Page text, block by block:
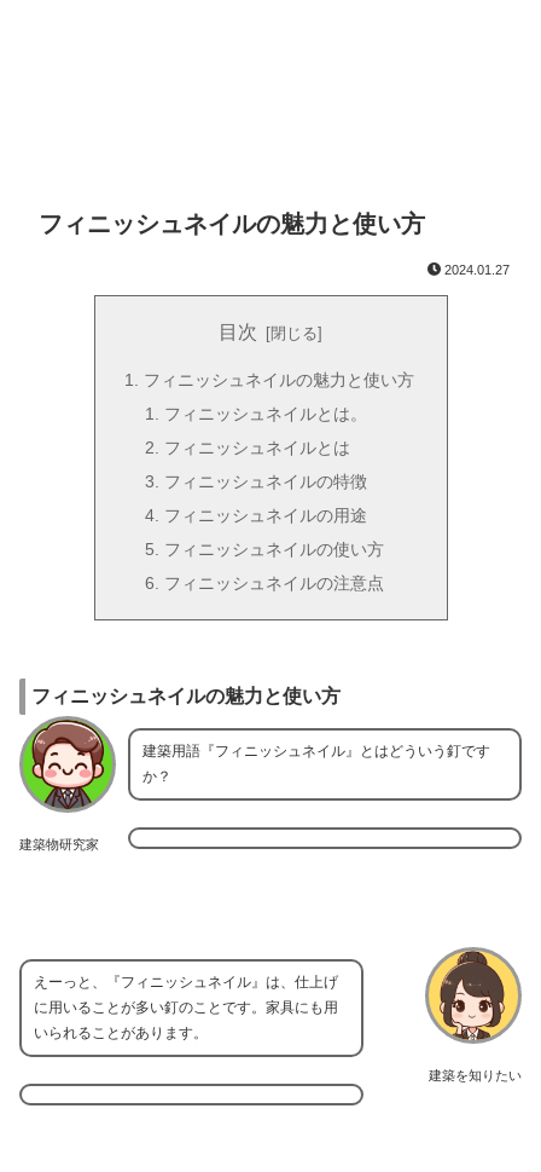
フィニッシュネイルの魅力と使い方
2024.01.27
目次
フィニッシュネイルの魅力と使い方
フィニッシュネイルとは。
フィニッシュネイルとは
フィニッシュネイルの特徴
フィニッシュネイルの用途
フィニッシュネイルの使い方
フィニッシュネイルの注意点
フィニッシュネイルの魅力と使い方
建築物研究家
建築用語『フィニッシュネイル』とはどういう釘です
か？
建築を知りたい
えーっと、『フィニッシュネイル』は、仕上げ
に用いることが多い釘のことです。家具にも用
いられることがあります。